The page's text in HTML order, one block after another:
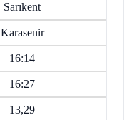
Sarıkent
Karasenir
16:14
16:27
13,29